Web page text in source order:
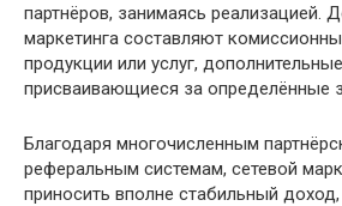
партнёров, занимаясь реализацией.
маркетинга составляют
продукции или услуг,
присваивающиеся за определённые
Благодаря многочисленным
реферальным системам, сетевой
приносить вполне стабильный